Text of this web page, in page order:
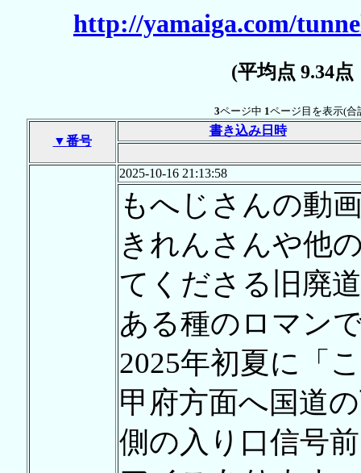
http://yamaiga.com/
(平均点 9.34
3ページ中 1ページ目を表示(合
▼番号
書き込み日時
2025-10-16 21:13:58
もへじさんの動
きれんさんや他
てくださる旧廃
ある種のロマン
2025年初夏に「
甲府方面へ国道
側の入り口信号